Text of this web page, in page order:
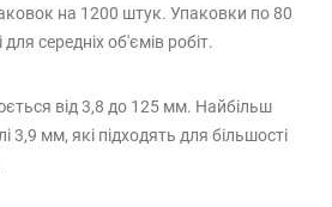
на 1200 штук. Упаковки по 80
середніх об'ємів робіт.
від 3,8 до 125 мм. Найбільш
3,9 мм, які підходять для більшості